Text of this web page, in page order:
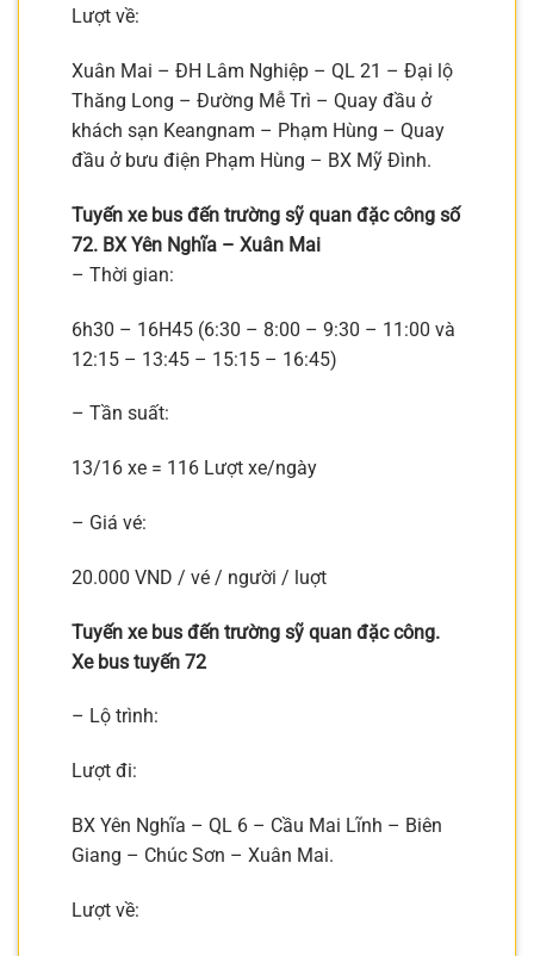
Lượt về:
Xuân Mai – ĐH Lâm Nghiệp – QL 21 – Đại lộ
Thăng Long – Đường Mễ Trì – Quay đầu ở
khách sạn Keangnam – Phạm Hùng – Quay
đầu ở bưu điện Phạm Hùng – BX Mỹ Đình.
Tuyến xe bus đến trường sỹ quan đặc công số
72. BX Yên Nghĩa – Xuân Mai
– Thời gian:
6h30 – 16H45 (6:30 – 8:00 – 9:30 – 11:00 và
12:15 – 13:45 – 15:15 – 16:45)
– Tần suất:
13/16 xe = 116 Lượt xe/ngày
– Giá vé:
20.000 VND / vé / người / luợt
Tuyến xe bus đến trường sỹ quan đặc công.
Xe bus tuyến 72
– Lộ trình:
Lượt đi:
BX Yên Nghĩa – QL 6 – Cầu Mai Lĩnh – Biên
Giang – Chúc Sơn – Xuân Mai.
Lượt về: